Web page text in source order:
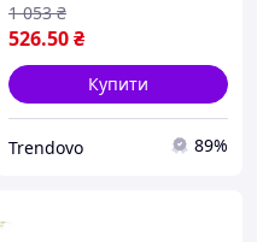
526.50₴
1 053 ₴
Купити
Trendovo 89%